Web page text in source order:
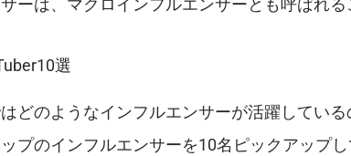
選
どのようなインフルエンサーが活躍してい
プのインフルエンサーを10名ピックアップし